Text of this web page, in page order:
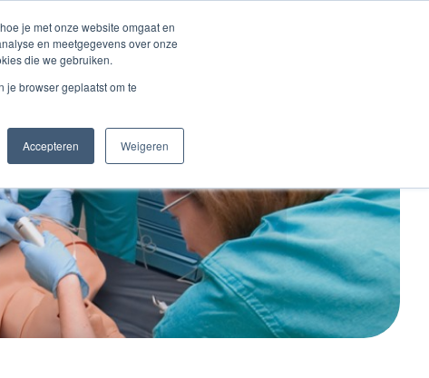
je met onze website omgaat en
en meetgegevens over onze
die we gebruiken.
je browser geplaatst om te
Accepteren Weigeren